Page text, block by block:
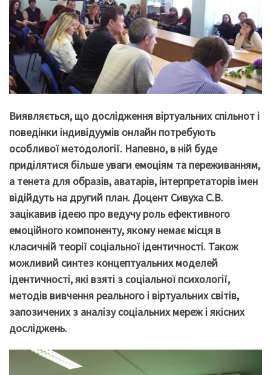
Виявляється, що дослідження віртуальних спільнот і
поведінки індивідуумів онлайн потребують
особливої методології. Напевно, в ній буде
приділятися більше уваги емоціям та переживанням,
а тенета для образів, аватарів, інтерпретаторів імен
відійдуть на другий план. Доцент Сивуха С.В.
зацікавив ідеєю про ведучу роль ефективного
емоційного компоненту, якому немає місця в
класичній теорії соціальної ідентичності. Також
можливий синтез концептуальних моделей
ідентичності, які взяті з соціальної психології,
методів вивчення реального і віртуальних світів,
запозичених з аналізу соціальних мереж і якісних
досліджень.